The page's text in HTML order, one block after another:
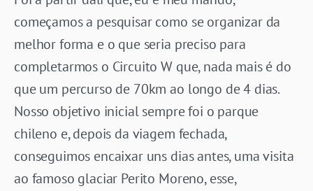
começamos a pesquisar como se organizar da
melhor forma e o que seria preciso para
completarmos o Circuito W que, nada mais é do
que um percurso de 70km ao longo de 4 dias.
Nosso objetivo inicial sempre foi o parque
chileno e, depois da viagem fechada,
conseguimos encaixar uns dias antes, uma visita
ao famoso glaciar Perito Moreno, esse,